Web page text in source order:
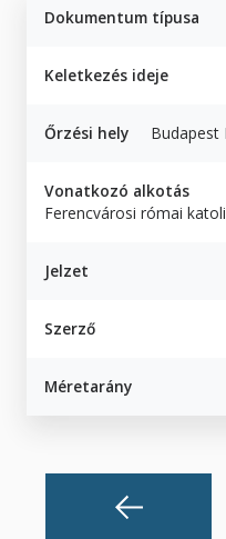
Dokumentum típusa
Keletkezés ideje
Őrzési hely Budapest
Vonatkozó alkotás
Ferencvárosi római
Jelzet
Szerző
Méretarány